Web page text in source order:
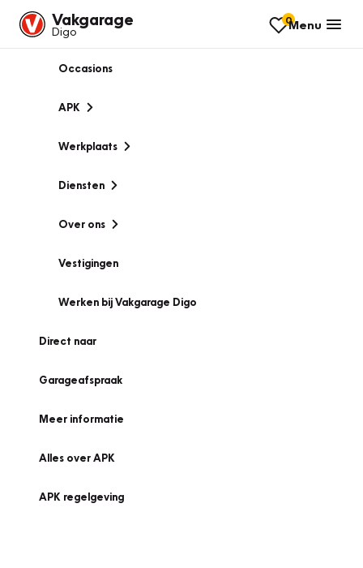
Vakgarage
Digo
0Menu
Occasions
APK
Werkplaats
Diensten
Over ons
Vestigingen
Werken bij Vakgarage Digo
Direct naar
Garageafspraak
Meer informatie
Alles over APK
APK regelgeving